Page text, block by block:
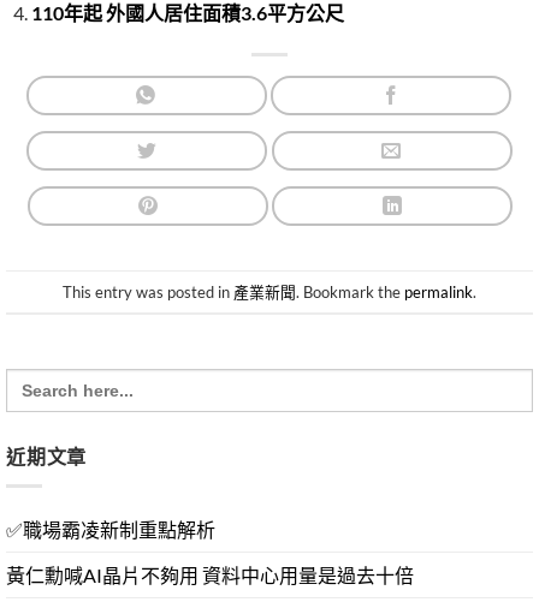
110年起 外國人居住面積3.6平方公尺
This entry was posted in 產業新聞. Bookmark the permalink.
Search
for:
近期文章
✅職場霸凌新制重點解析
黃仁勳喊AI晶片不夠用 資料中心用量是過去十倍